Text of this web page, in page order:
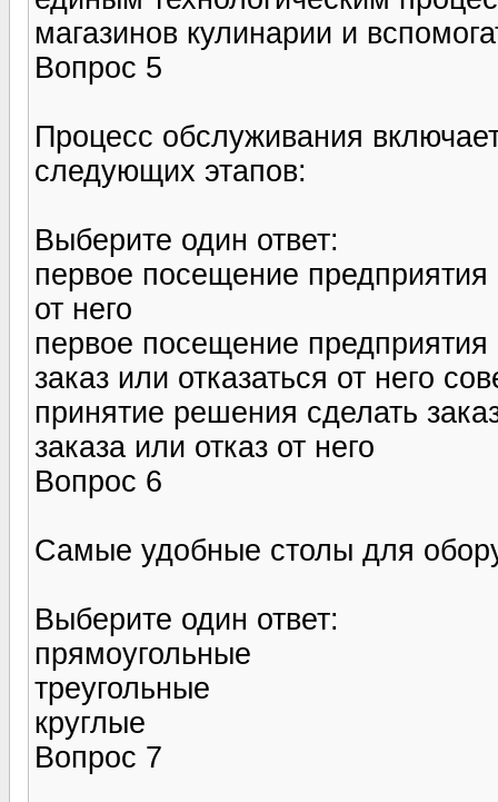
магазинов кулинарии и
Вопрос 5
Процесс обслуживания
следующих этапов:
Выберите один ответ:
первое посещение
от него
первое посещение
заказ или отказаться от него
принятие решения сделать
заказа или отказ от него
Вопрос 6
Самые удобные столы для
Выберите один ответ:
прямоугольные
треугольные
круглые
Вопрос 7